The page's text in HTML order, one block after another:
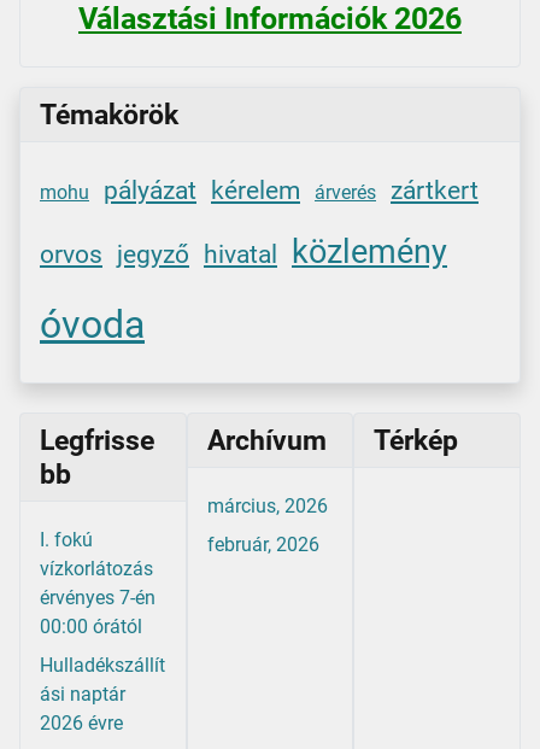
Választási Információk 2026
Témakörök
mohu pályázat kérelem árverés zártkert
orvos jegyző hivatal közlemény
óvoda
Legfrisse
bb
I. fokú
vízkorlátozás
érvényes 7-én
00:00 órától
Hulladékszállít
ási naptár
2026 évre
Archívum
március, 2026
február, 2026
Térkép